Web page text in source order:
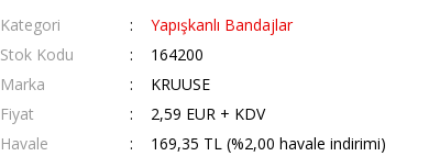
Kategori
Yapışkanlı Bandajlar
Stok Kodu
164200
Marka
KRUUSE
Fiyat
2,59 EUR + KDV
Havale
169,35 TL (%2,00 havale indirimi)